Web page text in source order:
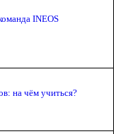
INEOS
на чём учиться?